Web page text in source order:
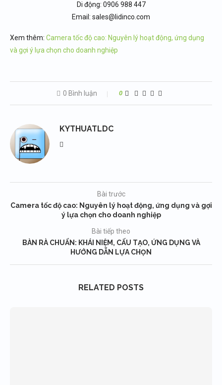
Di động: 0906 988 447
Email: sales@lidinco.com
Xem thêm: Camera tốc độ cao: Nguyên lý hoạt động, ứng dụng
và gợi ý lựa chọn cho doanh nghiệp
0 Bình luận 0
KYTHUATLDC
Bài trước
Camera tốc độ cao: Nguyên lý hoạt động, ứng dụng và gợi
ý lựa chọn cho doanh nghiệp
Bài tiếp theo
BÀN RÀ CHUẨN: KHÁI NIỆM, CẤU TẠO, ỨNG DỤNG VÀ
HƯỚNG DẪN LỰA CHỌN
RELATED POSTS